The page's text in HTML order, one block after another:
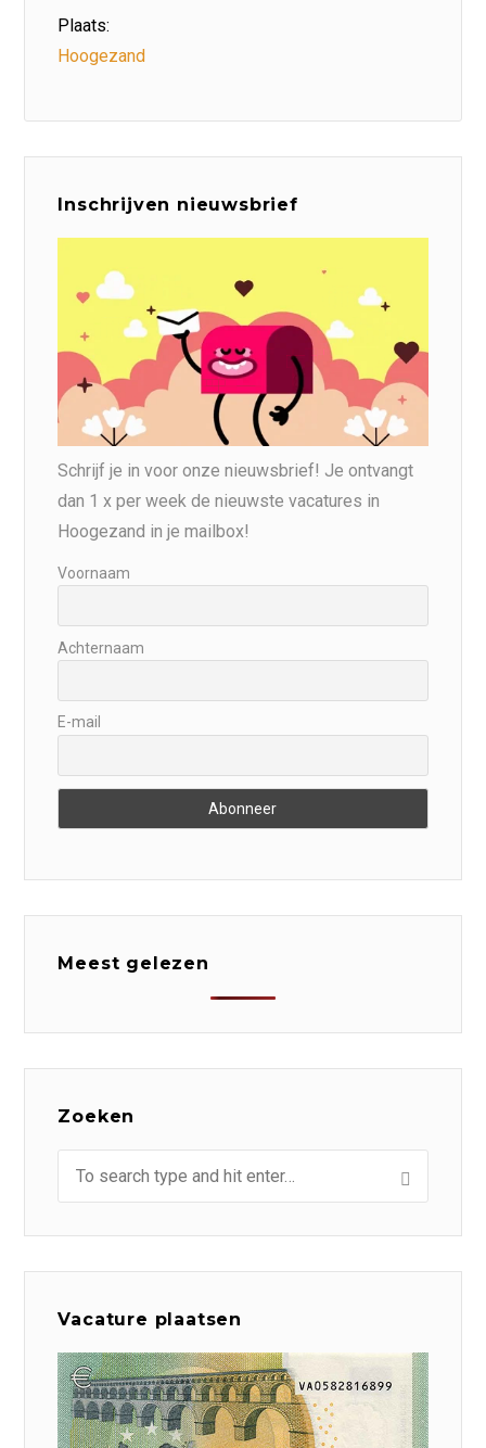
Plaats:
Hoogezand
Inschrijven nieuwsbrief
Schrijf je in voor onze nieuwsbrief! Je ontvangt
dan 1 x per week de nieuwste vacatures in
Hoogezand in je mailbox!
Voornaam
Achternaam
E-mail
Meest gelezen
Zoeken
Vacature plaatsen